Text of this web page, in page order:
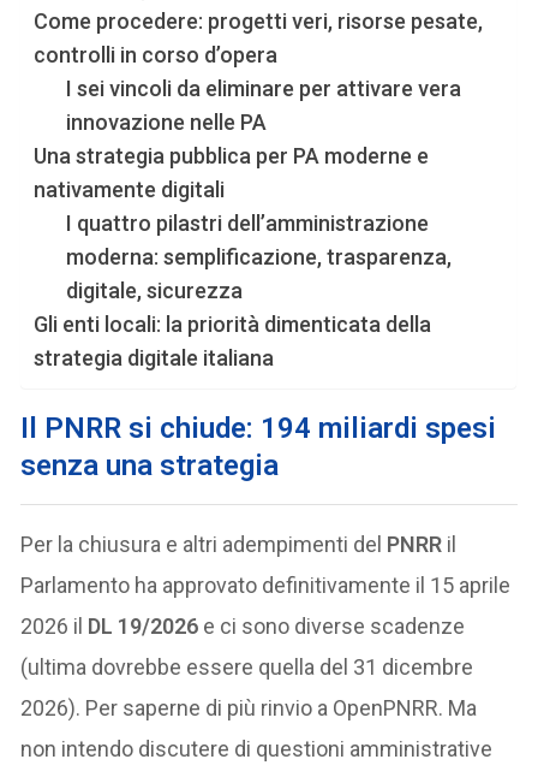
Come procedere: progetti veri, risorse pesate,
controlli in corso d’opera
I sei vincoli da eliminare per attivare vera
innovazione nelle PA
Una strategia pubblica per PA moderne e
nativamente digitali
I quattro pilastri dell’amministrazione
moderna: semplificazione, trasparenza,
digitale, sicurezza
Gli enti locali: la priorità dimenticata della
strategia digitale italiana
Il PNRR si chiude: 194 miliardi spesi
senza una strategia
Per la chiusura e altri adempimenti del PNRR il
Parlamento ha approvato definitivamente il 15 aprile
2026 il DL 19/2026 e ci sono diverse scadenze
(ultima dovrebbe essere quella del 31 dicembre
2026). Per saperne di più rinvio a OpenPNRR. Ma
non intendo discutere di questioni amministrative